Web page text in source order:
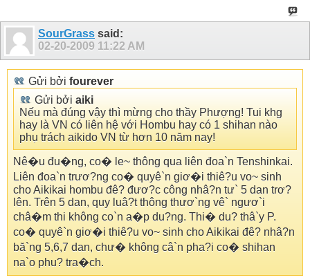
SourGrass said:
02-20-2009 11:22 AM
Gửi bởi fourever
Gửi bởi aiki
Nếu mà đúng vậy thì mừng cho thầy Phượng! Tui khg
hay là VN có liên hệ với Hombu hay có 1 shihan nào
phụ trách aikido VN từ hơn 10 năm nay!
Nê�u đu�ng, co� le~ thông qua liên đoa`n Tenshinkai.
Liên đoa`n trươ?ng co� quyê`n giơ�i thiê?u vo~ sinh
cho Aikikai hombu đê? đươ?c công nhâ?n tư` 5 dan trơ?
lên. Trên 5 dan, quy luâ?t thông thươ`ng vê` ngươ`i
châ�m thi không co`n a�p du?ng. Thi� du? thâ`y P.
co� quyê`n giơ�i thiê?u vo~ sinh cho Aikikai đê? nhâ?n
bă`ng 5,6,7 dan, chư� không câ`n pha?i co� shihan
na`o phu? tra�ch.